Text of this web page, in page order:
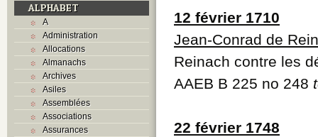
ALPHABET
A
Administration
Allocations
Almanachs
Archives
Asiles
Assemblées
Associations
Assurances
12 février 1710
Jean-Conrad de
Reinach contre les
AAEB B 225 no 248
22 février 1748